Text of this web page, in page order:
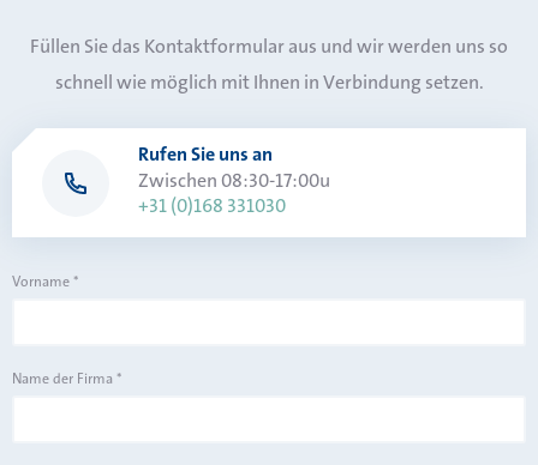
Füllen Sie das Kontaktformular aus und wir werden uns so
schnell wie möglich mit Ihnen in Verbindung setzen.
Rufen Sie uns an
Zwischen 08:30-17:00u
+31 (0)168 331030
Vorname*
Name der Firma *